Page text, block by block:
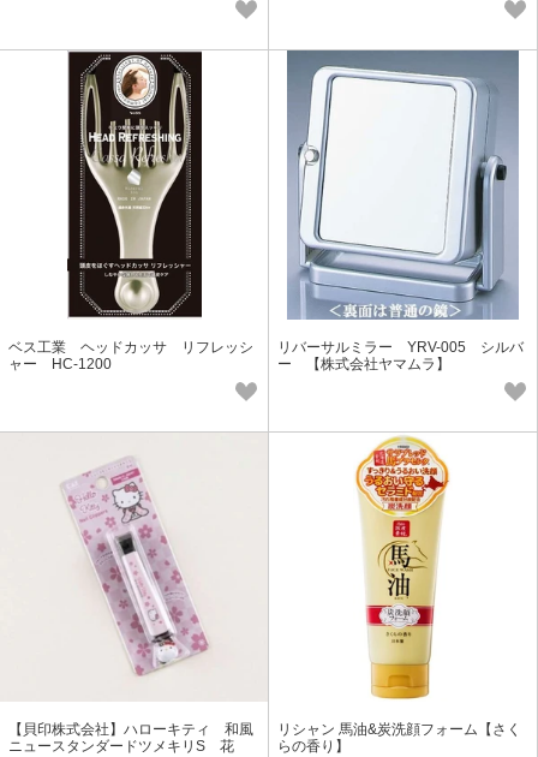
ベス工業 ヘッドカッサ リフレッシ
ャー HC-1200
リバーサルミラー YRV-005 シルバ
ー 【株式会社ヤマムラ】
【貝印株式会社】ハローキティ 和風
ニュースタンダードツメキリS 花
リシャン 馬油&炭洗顔フォーム【さく
らの香り】